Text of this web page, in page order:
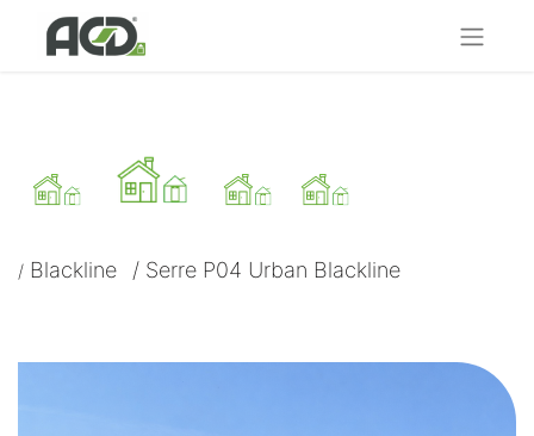
/ Blackline / Serre P04 Urban Blackline